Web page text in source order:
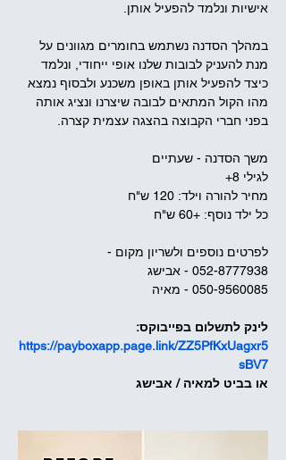
אישיות ונלמד להפעיל אותן.
במהלך הסדנה נשתמש בחומרים מגוונים על
מנת להעניק לבובות שלנו אופי ייחודי, ונלמד
כיצד להפעיל אותן באופן משכנע ולבסוף נמצא
מהו הקול המתאים לבובה שיצרנו ונציג אותה
בפני חברי הקבוצה בהצגה עצמית קצרה.
משך הסדנה - שעתיים
לגילי 8+
מחיר להורה וילד: 120 ש"ח
כל ילד נוסף: +60 ש"ח
לפרטים נוספים ולשריון מקום -
052-8777938 - אבישג
050-9560085 - מאיה
לינק לתשלום בפייבוקס:
https://payboxapp.page.link/ZZ5PfKxUagxr5
sBV7
או בביט למאיה / אבישג